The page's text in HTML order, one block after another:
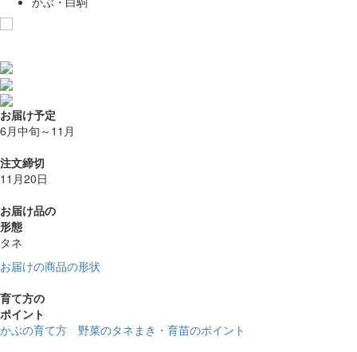
お届け予定
6月中旬～11月
注文締切
11月20日
お届け品の
形態
タネ
お届けの商品の形状
育て方の
ポイント
かぶの育て方 野菜のタネまき・育苗のポイント